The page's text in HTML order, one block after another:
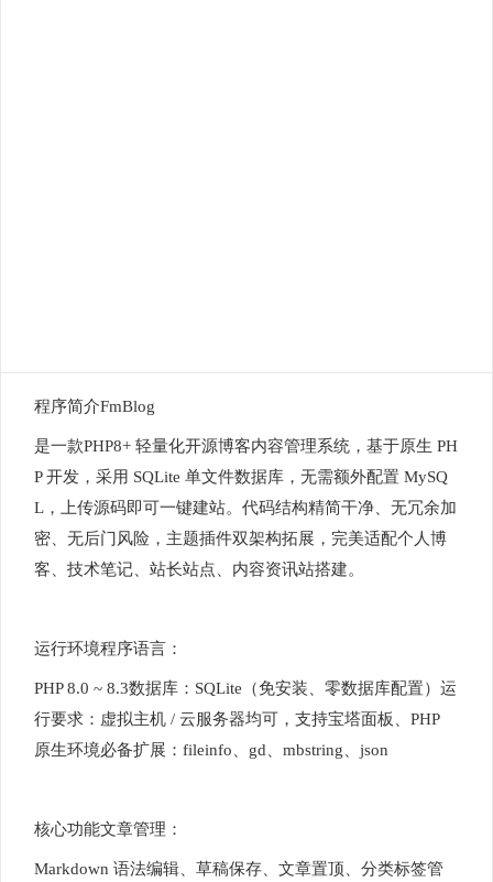
程序简介FmBlog
是一款PHP8+ 轻量化开源博客内容管理系统，基于原生 PH
P 开发，采用 SQLite 单文件数据库，无需额外配置 MySQ
L，上传源码即可一键建站。代码结构精简干净、无冗余加
密、无后门风险，主题插件双架构拓展，完美适配个人博
客、技术笔记、站长站点、内容资讯站搭建。
运行环境程序语言：
PHP 8.0 ~ 8.3数据库：SQLite（免安装、零数据库配置）运
行要求：虚拟主机 / 云服务器均可，支持宝塔面板、PHP
原生环境必备扩展：fileinfo、gd、mbstring、json
核心功能文章管理：
Markdown 语法编辑、草稿保存、文章置顶、分类标签管